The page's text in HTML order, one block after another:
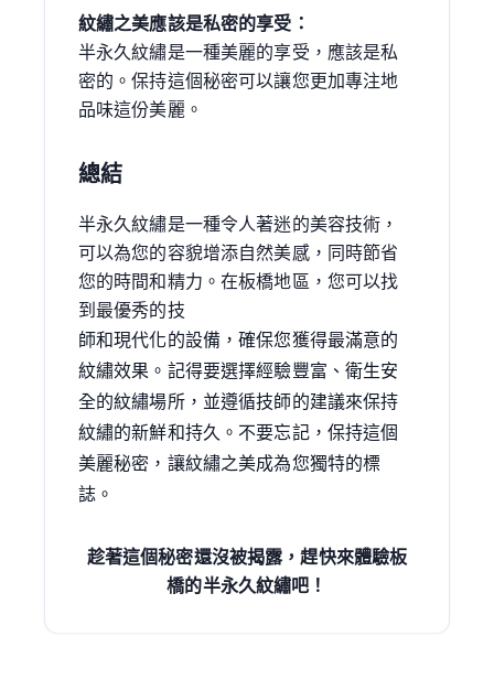
紋繡之美應該是私密的享受：
半永久紋繡是一種美麗的享受，應該是私
密的。保持這個秘密可以讓您更加專注地
品味這份美麗。
總結
半永久紋繡是一種令人著迷的美容技術，
可以為您的容貌增添自然美感，同時節省
您的時間和精力。在板橋地區，您可以找
到最優秀的技
師和現代化的設備，確保您獲得最滿意的
紋繡效果。記得要選擇經驗豐富、衛生安
全的紋繡場所，並遵循技師的建議來保持
紋繡的新鮮和持久。不要忘記，保持這個
美麗秘密，讓紋繡之美成為您獨特的標
誌。
趁著這個秘密還沒被揭露，趕快來體驗板
橋的半永久紋繡吧！